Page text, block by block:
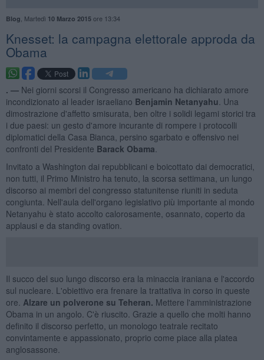
Blog Martedì 10 Marzo 2015ore 13:34
Knesset: la campagna elettorale approda da
Obama
. — Nei giorni scorsi il Congresso americano ha dichiarato amore
incondizionato al leader israeliano Benjamin Netanyahu . Una
dimostrazione d'affetto smisurata, ben oltre i solidi legami storici tra
i due paesi: un gesto d'amore incurante di rompere i protocolli
diplomatici della Casa Bianca, persino sgarbato e offensivo nei
confronti del Presidente Barack Obama
Invitato a Washington dai repubblicani e boicottato dai democratici,
non tutti, il Primo Ministro ha tenuto, la scorsa settimana, un lungo
discorso ai membri del congresso statunitense riuniti in seduta
congiunta. Nell'aula dell'organo legislativo più importante al mondo
Netanyahu è stato accolto calorosamente, osannato, coperto da
applausi e da standing ovation.
Il succo del suo lungo discorso era la minaccia iraniana e l'accordo
sul nucleare. L'obiettivo era frenare la trattativa in corso in queste
ore. Alzare un polverone su Teheran. Mettere l'amministrazione
Obama in un angolo. C'è riuscito. Grazie a quello che molti hanno
definito il discorso perfetto, un monologo teatrale recitato
convintamente e appassionato, proprio come piace alla platea
anglosassone.